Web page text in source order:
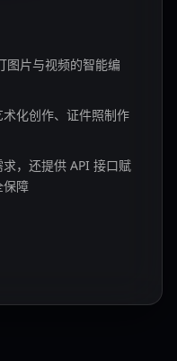
图片与视频的智能编
化创作、证件照制作
，还提供 API 接口赋
保障